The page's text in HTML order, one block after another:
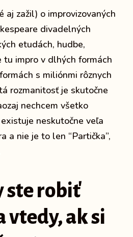
aj zažil) o improvizovaných
divadelných
etudách, hudbe,
tu impro v dlhých formách
s miliónmi rôznych
rozmanitosť je skutočne
nechcem všetko
neskutočne veľa
a nie je to len “Partička”,
ste robiť
vtedy, ak si